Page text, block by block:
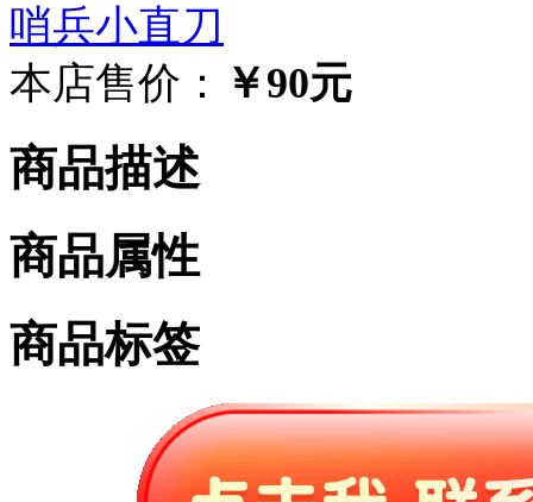
哨兵小直刀
本店售价： ￥90元
商品描述
商品属性
商品标签